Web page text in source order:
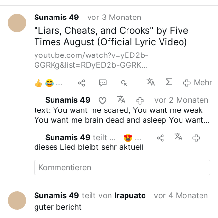
alleged apparition occurred in 1987 to 12-year-
old Maria Kyzin, also in Hrushiv.
Alleged Apparitions in Ukraine: Her …
Sunamis 49 vor 3 Monaten
"Liars, Cheats, and Crooks" by Five
Times August (Official Lyric Video)
youtube.com/watch?v=yED2b-
GGRKg&list=RDyED2b-GGRK…
Mehr
Sunamis 49
vor 2 Monaten
text: You want me scared, You want me weak
You want me brain dead and asleep You want
scenes You want us sick You think we’re dumb
You want us blind and you want us drugged
You want us poor while you get more of
everything But you don’t get to tell me what to
think and what to do No, you don’t get to tell
and crooks You change the rules and you burn
the books And so I don’t believe a single word
Sunamis 49 teilt das
dieses Lied bleibt sehr aktuell
Sunamis 49 teilt von Irapuato
vor 4 Monaten
guter bericht